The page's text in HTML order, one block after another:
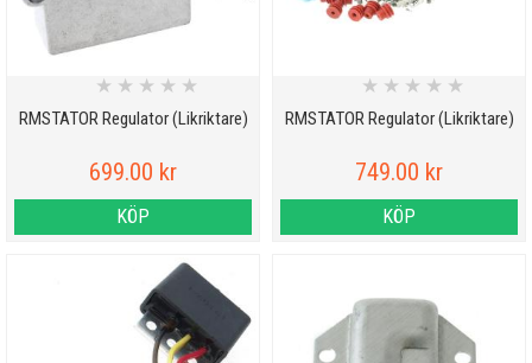
RMSTATOR Regulator (Likriktare)
★ ★ ★ ★ ★
699.00 kr
KÖP
RMSTATOR Regulator (Likriktare)
★ ★ ★ ★ ★
749.00 kr
KÖP